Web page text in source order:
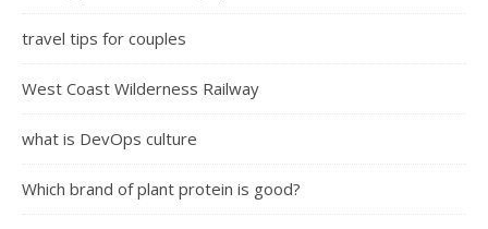
travel tips for couples
West Coast Wilderness Railway
what is DevOps culture
Which brand of plant protein is good?